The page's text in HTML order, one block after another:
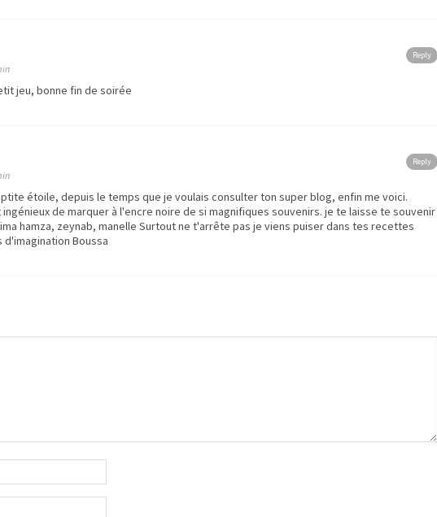
Reply
jeu, bonne fin de soirée
Reply
ptite étoile, depuis le temps que je voulais consulter ton super blog, enfin me voici.
de marquer à l'encre noire de si magnifiques souvenirs. je te laisse te souvenir
hamza, zeynab, manelle Surtout ne t'arrête pas je viens puiser dans tes recettes
d'imagination Boussa